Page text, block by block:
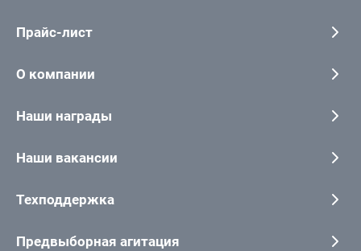
Прайс-лист
О компании
Наши награды
Наши вакансии
Техподдержка
Предвыборная агитация